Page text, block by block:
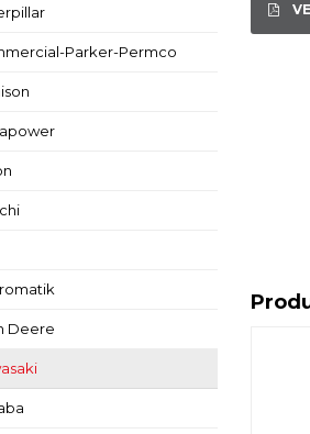
Parker-Permco
Deere